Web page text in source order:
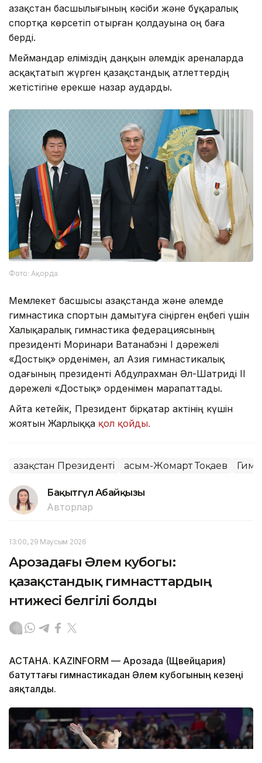
Қазақстан басшылығының кәсіби және бұқаралық
спортқа көрсетіп отырған қолдауына оң баға
берді.
Меймандар еліміздің даңқын әлемдік ареналарда
асқақтатып жүрген қазақстандық атлеттердің
жетістігіне ерекше назар аударды.
Фото: Ақорда
Мемлекет басшысы Қазақстанда және әлемде
гимнастика спортын дамытуға сіңірген еңбегі үшін
Халықаралық гимнастика федерациясының
президенті Моринари Ватанабэні I дәрежелі
«Достық» орденімен, ал Азия гимнастикалық
одағының президенті Абдулрахман Әл-Шатриді II
дәрежелі «Достық» орденімен марапаттады.
Айта кетейік, Президент бірқатар актінің күшін
жоятын Жарлыққа қол қойды.
Қазақстан Президенті Қасым-Жомарт Тоқаев
Бақытгүл Абайқызы
Авторлар
13:00, 29 Маусым 2026
Арозадағы Әлем кубогы:
қазақстандық гимнасттардың
нәтижесі белгілі болды
АСТАНА. KAZINFORM — Арозада (Щвейцария)
батуттағы гимнастикадан Әлем кубогының кезеңі
аяқталды.